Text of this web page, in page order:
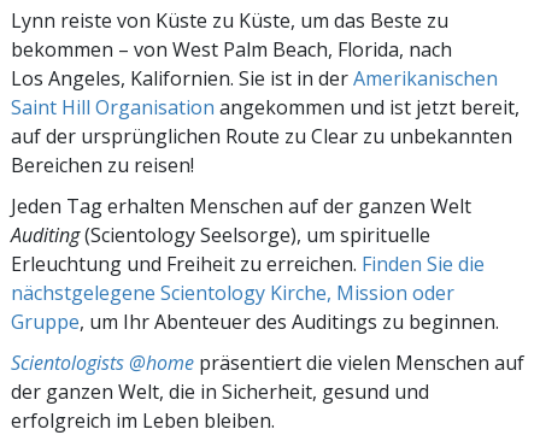
Lynn reiste von Küste zu Küste, um das Beste zu
bekommen – von West Palm Beach, Florida, nach
Los Angeles, Kalifornien. Sie ist in derAmerikanischen
Saint Hill Organisation angekommen und ist jetzt bereit,
auf der ursprünglichen Route zu Clear zu unbekannten
Bereichen zu reisen!
Jeden Tag erhalten Menschen auf der ganzen Welt
Auditing(Scientology Seelsorge), um spirituelle
Erleuchtung und Freiheit zu erreichen. Finden Sie die
nächstgelegene Scientology Kirche, Mission oder
Gruppe, um Ihr Abenteuer des Auditings zu beginnen.
Scientologists @home präsentiert die vielen Menschen auf
der ganzen Welt, die in Sicherheit, gesund und
erfolgreich im Leben bleiben.